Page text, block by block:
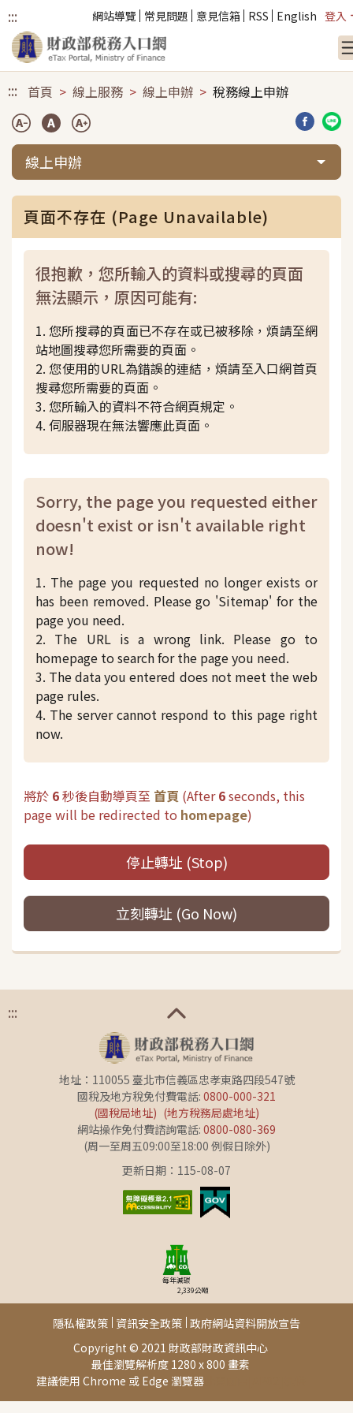
::: 網站導覽 常見問題 意見信箱 RSS English 登入
::: 首頁 線上服務 線上申辦 稅務線上申辦
分享到
分
線上申辦
頁面不存在 (Page Unavailable)
很抱歉，您所輸入的資料或搜尋的頁面
無法顯示，原因可能有:
1. 您所搜尋的頁面已不存在或已被移除，煩請至網
站地圖搜尋您所需要的頁面。
2. 您使用的URL為錯誤的連結，煩請至入口網首頁
搜尋您所需要的頁面。
3. 您所輸入的資料不符合網頁規定。
4. 伺服器現在無法響應此頁面。
Sorry, the page you requested either
doesn't exist or isn't available right
now!
1. The page you requested no longer exists or
has been removed. Please go 'Sitemap' for the
page you need.
2. The URL is a wrong link. Please go to
homepage to search for the page you need.
3. The data you entered does not meet the web
page rules.
4. The server cannot respond to this page right
now.
將於 6秒後自動導頁至 首頁 (After 6seconds, this
page will be redirected to homepage)
停止轉址 (Stop)
立刻轉址 (Go Now)
:::
地址：110055 臺北市信義區忠孝東路四段547號
國稅及地方稅免付費電話: 0800-000-321
(國稅局地址) (地方稅務局處地址)
網站操作免付費諮詢電話: 0800-080-369
(周一至周五09:00至18:00 例假日除外)
更新日期：115-08-07
每年減碳
2,339公噸
Copyright © 2021 財政部財政資訊中心
最佳瀏覽解析度 1280 x 800 畫素
建議使用 Chrome 或 Edge 瀏覽器此頁面由[AP02]提供
隱私權政策 資訊安全政策 政府網站資料開放宣告